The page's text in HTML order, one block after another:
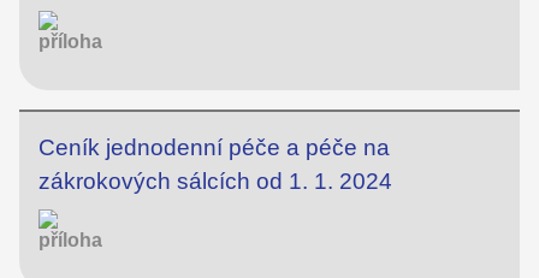
Ceník jednodenní péče a péče na
zákrokových sálcích od 1. 1. 2024